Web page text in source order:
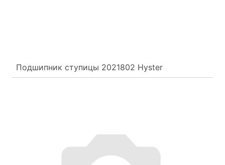
Подшипник ступицы 2021802 Hyster